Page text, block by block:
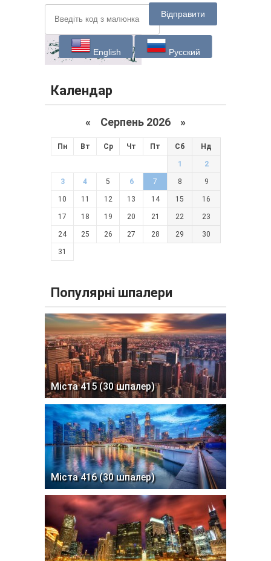
Відправити
English Русский
Календар
« Серпень 2026 »
Пн Вт Ср Чт Пт Сб Нд
1 2
3 4 5 6 7 8 9
10 11 12 13 14 15 16
17 18 19 20 21 22 23
24 25 26 27 28 29 30
31
Популярні шпалери
Міста 415 (30 шпалер)
Міста 416 (30 шпалер)